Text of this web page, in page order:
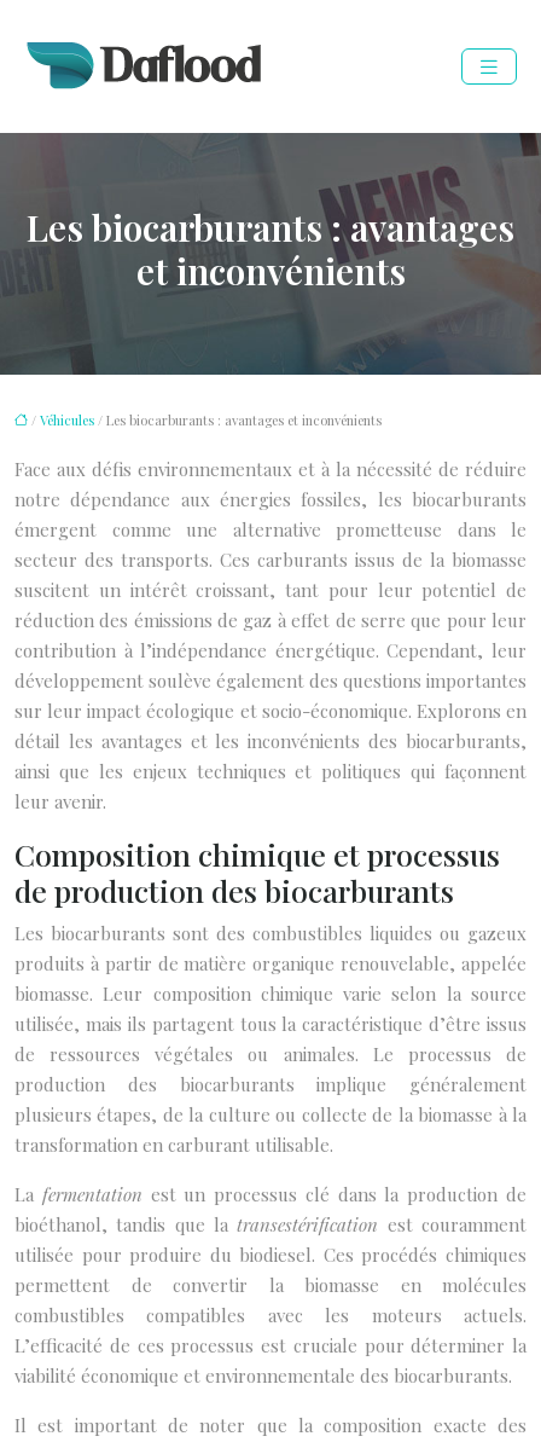
Les biocarburants : avantages
et inconvénients
/ Véhicules / Les biocarburants : avantages et inconvénients
Face aux défis environnementaux et à la nécessité de réduire
notre dépendance aux énergies fossiles, les biocarburants
émergent comme une alternative prometteuse dans le
secteur des transports. Ces carburants issus de la biomasse
suscitent un intérêt croissant, tant pour leur potentiel de
réduction des émissions de gaz à effet de serre que pour leur
contribution à l’indépendance énergétique. Cependant, leur
développement soulève également des questions importantes
sur leur impact écologique et socio-économique. Explorons en
détail les avantages et les inconvénients des biocarburants,
ainsi que les enjeux techniques et politiques qui façonnent
leur avenir.
Composition chimique et processus
de production des biocarburants
Les biocarburants sont des combustibles liquides ou gazeux
produits à partir de matière organique renouvelable, appelée
biomasse. Leur composition chimique varie selon la source
utilisée, mais ils partagent tous la caractéristique d’être issus
de ressources végétales ou animales. Le processus de
production des biocarburants implique généralement
plusieurs étapes, de la culture ou collecte de la biomasse à la
transformation en carburant utilisable.
La fermentation est un processus clé dans la production de
bioéthanol, tandis que latransestérification est couramment
utilisée pour produire du biodiesel. Ces procédés chimiques
permettent de convertir la biomasse en molécules
combustibles compatibles avec les moteurs actuels.
L’efficacité de ces processus est cruciale pour déterminer la
viabilité économique et environnementale des biocarburants.
Il est important de noter que la composition exacte des